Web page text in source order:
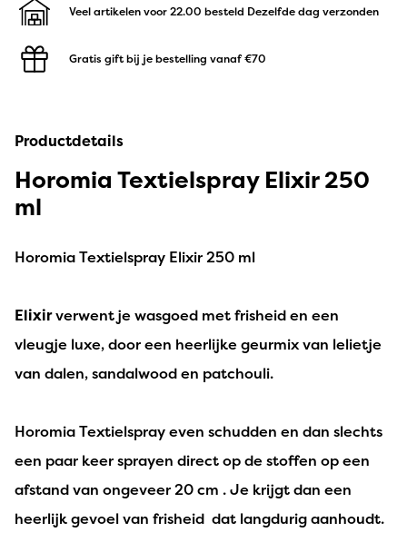
Veel artikelen voor 22.00 besteld Dezelfde dag verzonden
Gratis gift bij je bestelling vanaf €70
Productdetails
Horomia Textielspray Elixir 250
ml
Horomia Textielspray Elixir 250 ml
Elixirverwent je wasgoed met frisheid en een
vleugje luxe, door een heerlijke geurmix van lelietje
van dalen, sandalwood en patchouli.
Horomia Textielspray even schudden en dan slechts
een paar keer sprayen direct op de stoffen op een
afstand van ongeveer 20 cm . Je krijgt dan een ​​
heerlijk gevoel van frisheid dat langdurig aanhoudt.